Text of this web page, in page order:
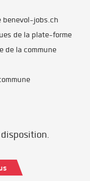
benevol-jobs.ch
de la plate-forme
de la commune